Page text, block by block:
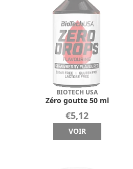
BIOTECH USA
Zéro goutte 50 ml
€5,12
VOIR